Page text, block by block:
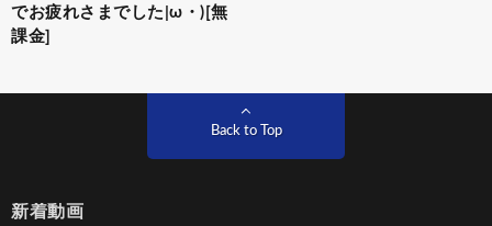
でお疲れさまでした|ω・)[無
課金]
Back to Top
新着動画